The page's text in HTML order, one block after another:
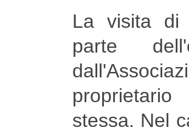
La visita di
parte
stessa. Nel